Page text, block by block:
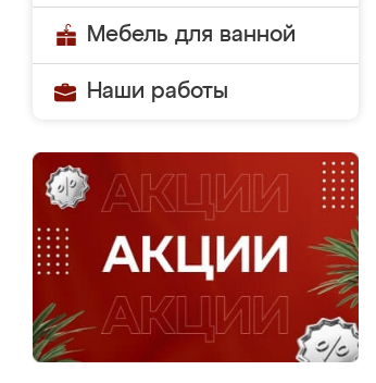
Мебель для ванной
Наши работы